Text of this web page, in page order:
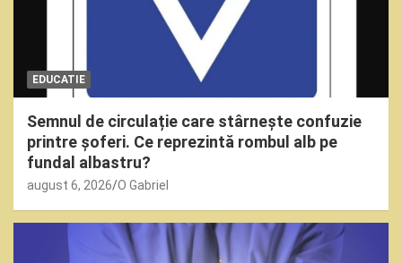
EDUCATIE
Semnul de circulație care stârnește confuzie
printre șoferi. Ce reprezintă rombul alb pe
fundal albastru?
august 6, 2026 O Gabriel